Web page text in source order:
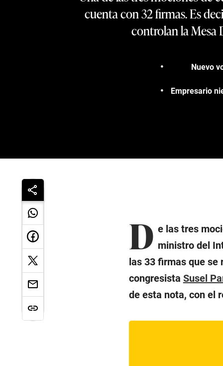
cuenta con 32 firmas. Es
controlan la Mesa
Nuevo
Empresario
D e las tres
ministro del
las 33 firmas que se
congresista Susel
de esta nota, con el